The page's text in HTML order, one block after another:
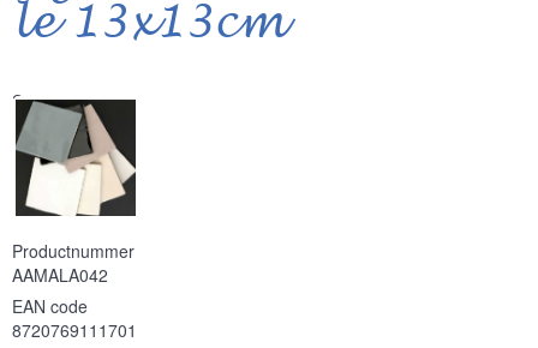
le 13x13cm
Serie
Productnummer
AAMALA042
EAN code
8720769111701